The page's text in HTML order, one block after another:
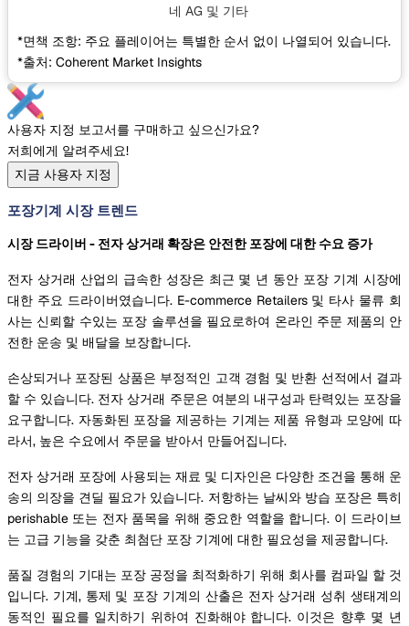
네 AG 및 기타
*면책 조항: 주요 플레이어는 특별한 순서 없이 나열되어 있습니다.
*출처: Coherent Market Insights
사용자 지정 보고서를 구매하고 싶으신가요?
저희에게 알려주세요!
지금 사용자 지정
포장기계 시장 트렌드
시장 드라이버 - 전자 상거래 확장은 안전한 포장에 대한 수요 증가
전자 상거래 산업의 급속한 성장은 최근 몇 년 동안 포장 기계 시장에
대한 주요 드라이버였습니다. E-commerce Retailers 및 타사 물류 회
사는 신뢰할 수있는 포장 솔루션을 필요로하여 온라인 주문 제품의 안
전한 운송 및 배달을 보장합니다.
손상되거나 포장된 상품은 부정적인 고객 경험 및 반환 선적에서 결과
할 수 있습니다. 전자 상거래 주문은 여분의 내구성과 탄력있는 포장을
요구합니다. 자동화된 포장을 제공하는 기계는 제품 유형과 모양에 따
라서, 높은 수요에서 주문을 받아서 만들어집니다.
전자 상거래 포장에 사용되는 재료 및 디자인은 다양한 조건을 통해 운
송의 의장을 견딜 필요가 있습니다. 저항하는 날씨와 방습 포장은 특히
perishable 또는 전자 품목을 위해 중요한 역할을 합니다. 이 드라이브
는 고급 기능을 갖춘 최첨단 포장 기계에 대한 필요성을 제공합니다.
품질 경험의 기대는 포장 공정을 최적화하기 위해 회사를 컴파일 할 것
입니다. 기계, 통제 및 포장 기계의 산출은 전자 상거래 성취 생태계의
동적인 필요를 일치하기 위하여 진화해야 합니다. 이것은 향후 몇 년